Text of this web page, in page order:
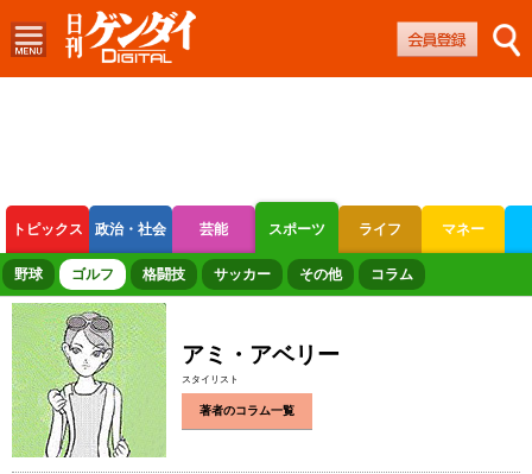
トピックス 政治・社会 芸能 スポーツ ライフ マネー
ボートレース 競輪 オートレース
野球 ゴルフ 格闘技 サッカー その他 コラム
アミ・アベリー
スタイリスト
著者のコラム一覧